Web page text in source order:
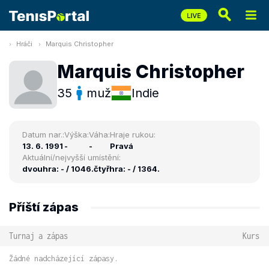
Hráči Marquis Christopher
Marquis Christopher
35 muž Indie
Datum nar.:
13. 6. 1991
Výška:
-
Váha:
-
Hraje rukou:
Pravá
Aktuální/nejvyšší umístění:
dvouhra: - / 1046.čtyřhra: - / 1364.
Příští zápas
Turnaj a zápas Kurs
Žádné nadcházející zápasy.